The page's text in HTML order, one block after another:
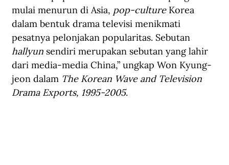
mulai menurun di Asia, pop-culture Korea
dalam bentuk drama televisi menikmati
pesatnya pelonjakan popularitas. Sebutan
hallyun sendiri merupakan sebutan yang lahir
dari media-media China,” ungkap Won Kyung-
jeon dalam The Korean Wave and Television
Drama Exports, 1995-2005.